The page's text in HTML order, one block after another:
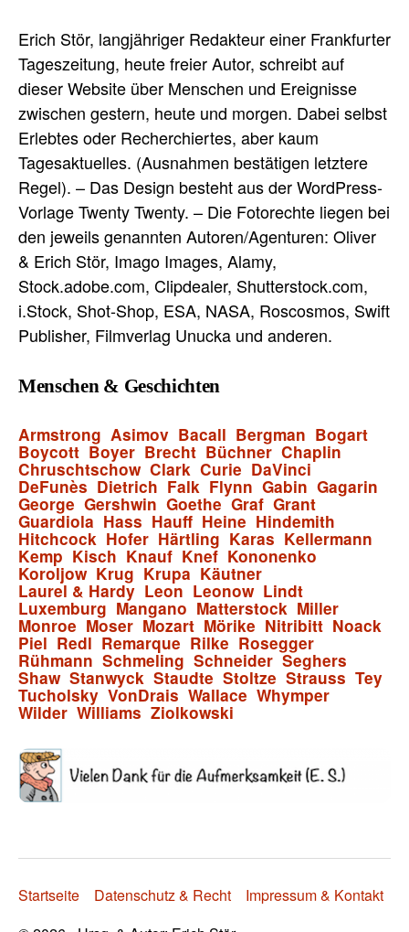
Erich Stör, langjähriger Redakteur einer Frankfurter
Tageszeitung, heute freier Autor, schreibt auf
dieser Website über Menschen und Ereignisse
zwischen gestern, heute und morgen. Dabei selbst
Erlebtes oder Recherchiertes, aber kaum
Tagesaktuelles. (Ausnahmen bestätigen letztere
Regel). – Das Design besteht aus der WordPress-
Vorlage Twenty Twenty. – Die Fotorechte liegen bei
den jeweils genannten Autoren/Agenturen: Oliver
& Erich Stör, Imago Images, Alamy,
Stock.adobe.com, Clipdealer, Shutterstock.com,
i.Stock, Shot-Shop, ESA, NASA, Roscosmos, Swift
Publisher, Filmverlag Unucka und anderen.
Menschen & Geschichten
Armstrong Asimov Bacall Bergman Bogart
Boycott Boyer Brecht Büchner Chaplin
Chruschtschow Clark Curie DaVinci
DeFunès Dietrich Falk Flynn Gabin Gagarin
George Gershwin Goethe Graf Grant
Guardiola Hass Hauff Heine Hindemith
Hitchcock Hofer Härtling Karas Kellermann
Kemp Kisch Knauf Knef Kononenko
Koroljow Krug Krupa Käutner
Laurel & Hardy Leon Leonow Lindt
Luxemburg Mangano Matterstock Miller
Monroe Moser Mozart Mörike Nitribitt Noack
Piel Redl Remarque Rilke Rosegger
Rühmann Schmeling Schneider Seghers
Shaw Stanwyck Staudte Stoltze Strauss Tey
Tucholsky VonDrais Wallace Whymper
Wilder Williams Ziolkowski
Startseite Datenschutz & Recht Impressum & Kontakt